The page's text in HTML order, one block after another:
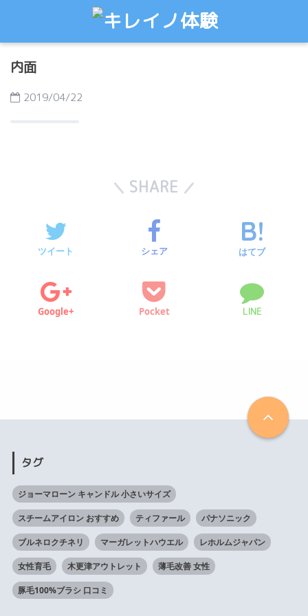
内面
2019/04/22
SHARE
ツイート シェア はてブ
Google+ Pocket LINE
タグ
ジョーマローン キャンドル 小さいサイズ
スチームアイロン おすすめ ティファール パナソニック
ブルネロクチネリ マーガレットハウエル レホルムジャパン
女性育毛 木更津アウトレット 薄毛改善 女性
豚毛100%ブラシ 口コミ